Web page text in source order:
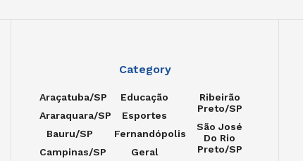
Category
Araçatuba/SP
Araraquara/SP
Bauru/SP
Campinas/SP
Educação
Esportes
Fernandópolis
Geral
Ribeirão
Preto/SP
São José
Do Rio
Preto/SP